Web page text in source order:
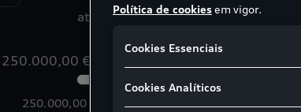
até
250.000,00 €
250.000,00 €
Política de cookiesem vigor.
Cookies Essenciais
Cookies Analíticos